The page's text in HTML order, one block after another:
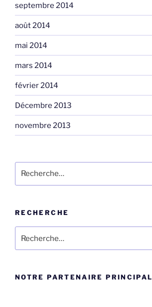
septembre 2014
août 2014
mai 2014
mars 2014
février 2014
Décembre 2013
novembre 2013
RECHERCHE
NOTRE PARTENAIRE PRINCIPAL